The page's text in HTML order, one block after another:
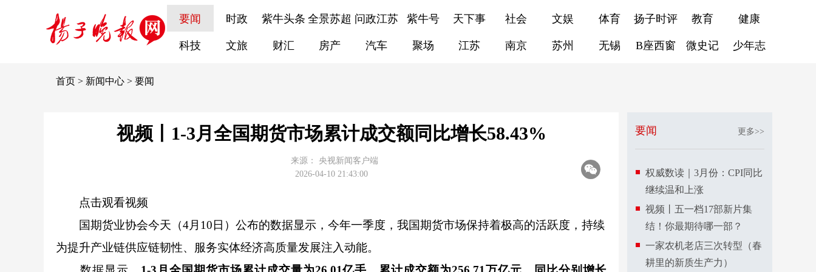
要闻 时政 紫牛头条 全景苏超 问政江苏 紫牛号 天下事 社会 文娱 体育 扬子时评 教育 健康
科技 文旅 财汇 房产 汽车 聚场 江苏 南京 苏州 无锡 B座西窗 微史记 少年志
首页 > 新闻中心 > 要闻
视频丨1-3月全国期货市场累计成交额同比增长58.43%
来源：
央视新闻客户端
2026-04-10 21:43:00
点击观看视频
国期货业协会今天（4月10日）公布的数据显示，今年一季度，我国期货市场保持着极高的活跃度，持续
为提升产业链供应链韧性、服务实体经济高质量发展注入动能。
要闻 更多>>
权威数读｜3月份：CPI同比
继续温和上涨
视频丨五一档17部新片集
结！你最期待哪一部？
一家农机老店三次转型（春
耕里的新质生产力）